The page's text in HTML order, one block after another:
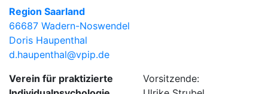
Region Saarland
66687 Wadern-Noswendel
Doris Haupenthal
d.haupenthal@vpip.de
Verein für praktizierte
Vorsitzende: